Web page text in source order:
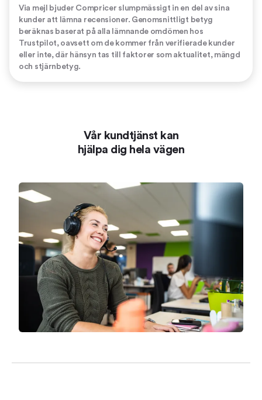
Via mejl bjuder Compricer slumpmässigt in en del av sina
kunder att lämna recensioner. Genomsnittligt betyg
beräknas baserat på alla lämnande omdömen hos
Trustpilot, oavsett om de kommer från verifierade kunder
eller inte, där hänsyn tas till faktorer som aktualitet, mängd
och stjärnbetyg.
Vår kundtjänst kan
hjälpa dig hela vägen